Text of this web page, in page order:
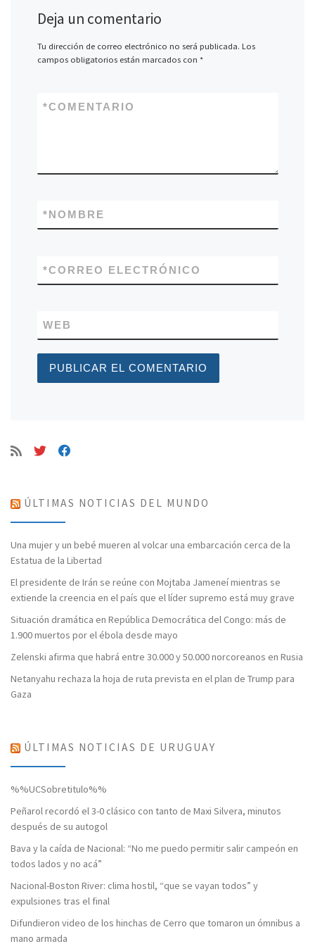
Deja un comentario
Tu dirección de correo electrónico no será publicada. Los
campos obligatorios están marcados con *
COMENTARIO
*
NOMBRE
*
CORREO ELECTRÓNICO
*
WEB
ÚLTIMAS NOTICIAS DEL MUNDO
Una mujer y un bebé mueren al volcar una embarcación cerca de la
Estatua de la Libertad
El presidente de Irán se reúne con Mojtaba Jameneí mientras se
extiende la creencia en el país que el líder supremo está muy grave
Situación dramática en República Democrática del Congo: más de
1.900 muertos por el ébola desde mayo
Zelenski afirma que habrá entre 30.000 y 50.000 norcoreanos en Rusia
Netanyahu rechaza la hoja de ruta prevista en el plan de Trump para
Gaza
ÚLTIMAS NOTICIAS DE URUGUAY
%%UCSobretitulo%%
Peñarol recordó el 3-0 clásico con tanto de Maxi Silvera, minutos
después de su autogol
Bava y la caída de Nacional: “No me puedo permitir salir campeón en
todos lados y no acá”
Nacional-Boston River: clima hostil, “que se vayan todos” y
expulsiones tras el final
Difundieron video de los hinchas de Cerro que tomaron un ómnibus a
mano armada